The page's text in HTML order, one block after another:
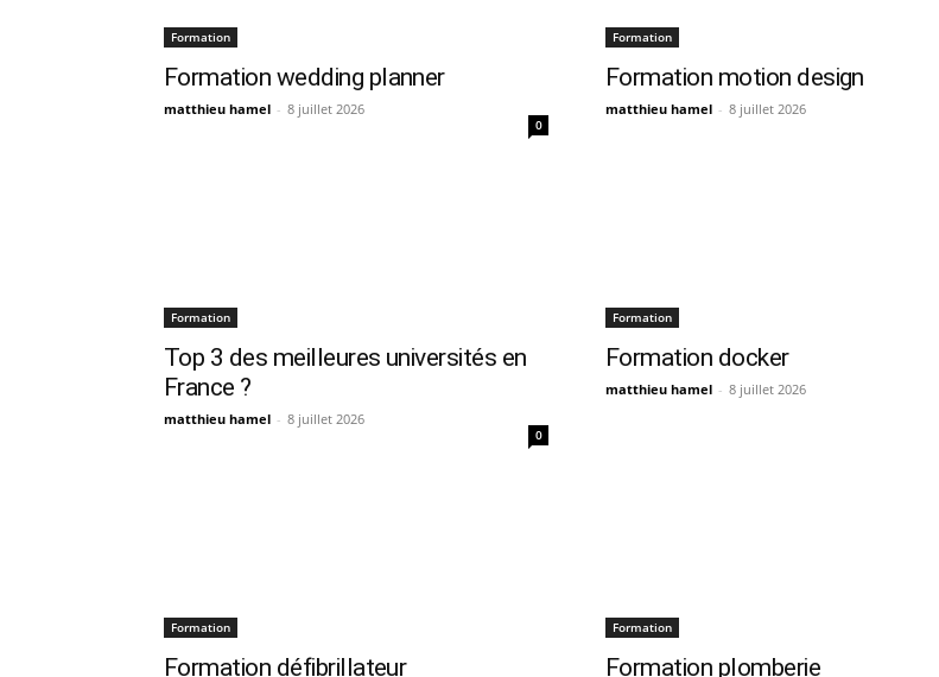
Formation
Formation wedding planner
matthieu hamel - 8 juillet 2026
0
Formation
Formation motion design
matthieu hamel - 8 juillet 2026
Formation
Top 3 des meilleures universités en
France ?
matthieu hamel - 8 juillet 2026
0
Formation
Formation docker
matthieu hamel - 8 juillet 2026
Formation
Formation défibrillateur
Formation
Formation plomberie